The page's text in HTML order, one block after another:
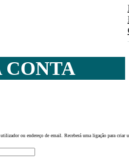
ou endereço de email. Receberá uma ligação para criar